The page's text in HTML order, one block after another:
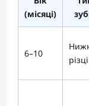
(місяці)
6–10
різці